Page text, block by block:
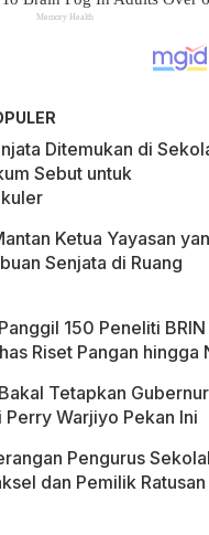
Ditemukan di
Sebut untuk
Ketua Yayasan
Senjata di Ruang
150 Peneliti
Riset Pangan hingga
Tetapkan
Perry Warjiyo Pekan Ini
Pengurus
dan Pemilik Ratusan